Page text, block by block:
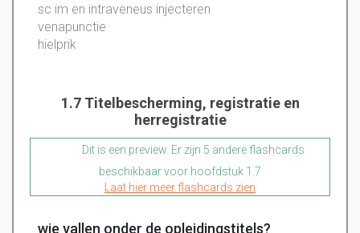
sc im en intraveneus injecteren
venapunctie
hielprik
1.7 Titelbescherming, registratie en
herregistratie
Dit is een preview. Er zijn 5 andere flashcards
beschikbaar voor hoofdstuk 1.7
Laat hier meer flashcards zien
wie vallen onder de opleidingstitels?